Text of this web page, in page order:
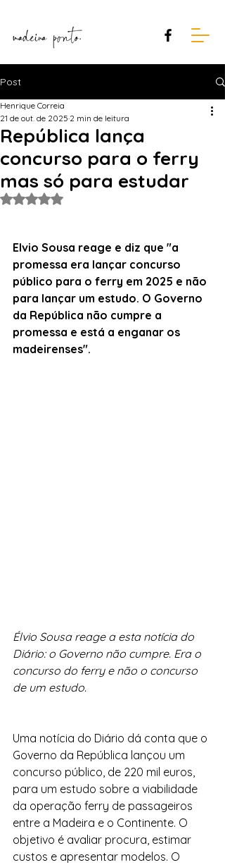
Post
República lança
concurso para o ferry
mas só para estudar
Henrique Correia
21 de out. de 2025 2 min de leitura
Avaliado com NaN de 5 estrelas.
Elvio Sousa reage e diz que "a
promessa era lançar concurso
público para o ferry em 2025 e não
para lançar um estudo. O Governo
da República não cumpre a
promessa e está a enganar os
madeirenses".
Élvio Sousa reage a esta notícia do
Diário: o Governo não cumpre. Era o
concurso do ferry e não o concurso
de um estudo.
Uma notícia do Diário dá conta que o
Governo da República lançou um
concurso público, de 220 mil euros,
para um estudo sobre a viabilidade
da operação ferry de passageiros
entre a Madeira e o Continente. O
objetivo é avaliar procura, estimar
custos e apresentar modelos. O